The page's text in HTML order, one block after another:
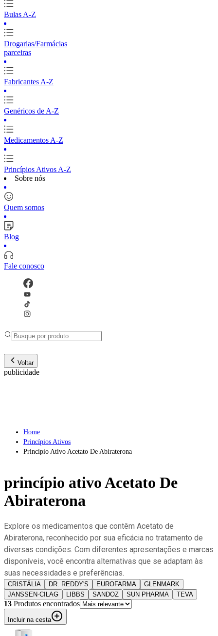
Bulas A-Z
Drogarias/Farmácias
parceiras
Fabricantes A-Z
Genéricos de A-Z
Medicamentos A-Z
Princípios Ativos A-Z
Sobre nós
Quem somos
Blog
Fale conosco
Voltar
publicidade
Home
Princípios Ativos
Princípio Ativo Acetato De Abiraterona
princípio ativoAcetato De
Abiraterona
Explore os medicamentos que contêm Acetato de
Abiraterona, reconhecido por sua eficácia no tratamento de
diversas condições. Com diferentes apresentações e marcas
disponíveis, você encontra alternativas que se adaptam às
suas necessidades e preferências.
CRISTÁLIA DR. REDDY'S EUROFARMA
GLENMARK
JANSSEN-CILAG
LIBBS SANDOZ SUN PHARMA TEVA
13 Produtos encontrados
Incluir na cesta